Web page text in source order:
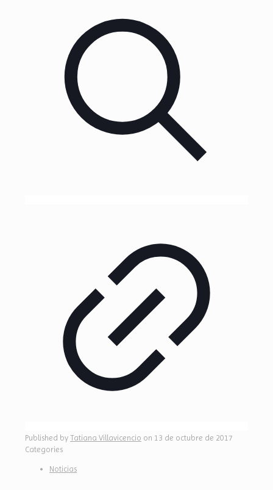
Published by Tatiana Villavicencio on 13 de octubre de 2017
Categories
Noticias